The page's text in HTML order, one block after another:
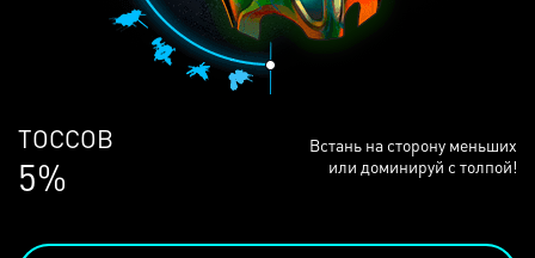
ЛЮДЕЙ
68%
Встань на сторону меньших
или доминируй с толпой!